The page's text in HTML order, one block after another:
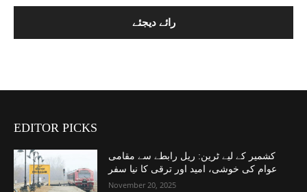
EDITOR PICKS
کشمیر کے لیے ٹرین: ریل رابطے سے مقامی
عوام کی خوشی، امید اور ترقی کا نیا سفر
November 20, 2025